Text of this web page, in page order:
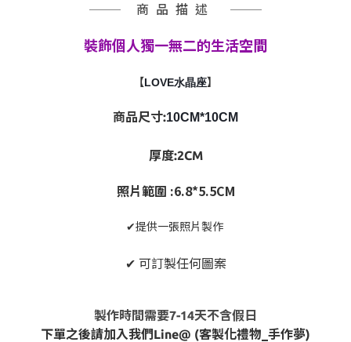
商品描述
裝飾個人獨一無二的生活空間
【LOVE水晶座】
商品尺寸:10CM*10CM
厚度:2CM
照片範圍 :6.8*5.5CM
✔提供一張照片製作
✔ 可訂製任何圖案
製作時間需要7-14天不含假日
下單之後請加入我們Line@ (客製化禮物_手作夢)